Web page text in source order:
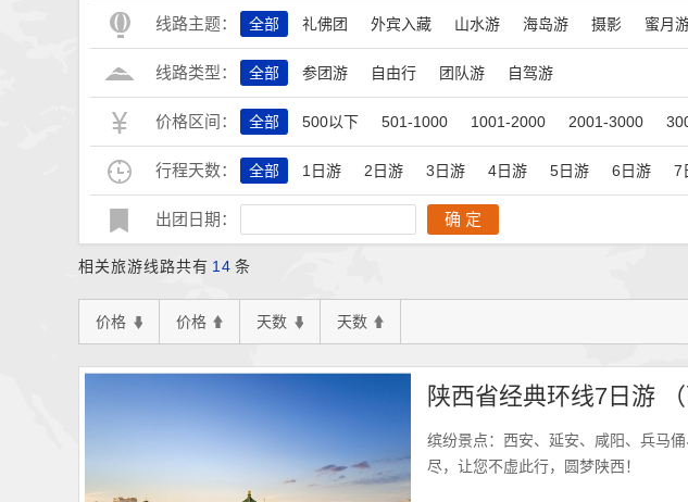
线路主题： 全部 礼佛团 外宾入藏 山水游 海岛游 摄影 蜜月
线路类型： 全部 参团游 自由行 团队游 自驾游
价格区间： 全部 500以下 501-1000 1001-2000 2001-3000
行程天数： 全部 1日游 2日游 3日游 4日游 5日游 6日游 7
出团日期： 确 定
相关旅游线路共有 14 条
价格 价格 天数 天数
缤纷景点：西安、延安、咸阳、兵马
尽，让您不虚此行，圆梦陕西！